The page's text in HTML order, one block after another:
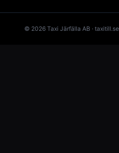
© 2026 Taxi Järfälla AB ·